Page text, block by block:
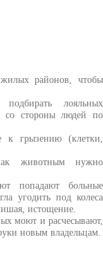
районов, чтобы
лояльных
со стороны людей по
к грызению (клетки,
животным нужно
попадают больные
угодить под колеса
истощение.
моют и расчесывают,
новым владельцам.